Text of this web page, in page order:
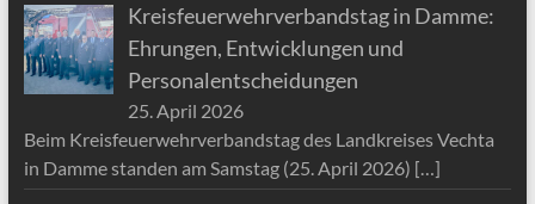
Kreisfeuerwehrverbandstag in Damme:
Ehrungen, Entwicklungen und
Personalentscheidungen
25. April 2026
Beim Kreisfeuerwehrverbandstag des Landkreises Vechta
in Damme standen am Samstag (25. April 2026) […]